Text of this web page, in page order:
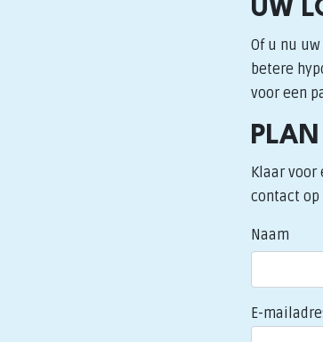
UW
Of u nu
betere
voor een
PLAN
Klaar voor
contact
Naam
E-